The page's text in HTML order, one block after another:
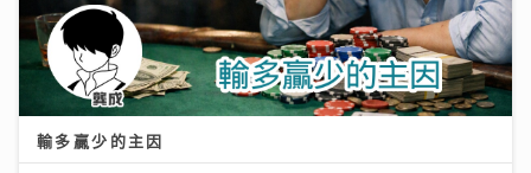
輸多贏少的主因